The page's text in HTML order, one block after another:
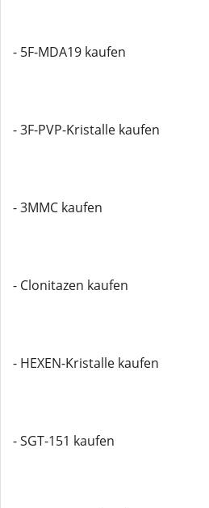
- 5F-MDA19 kaufen
- 3F-PVP-Kristalle kaufen
- 3MMC kaufen
- Clonitazen kaufen
- HEXEN-Kristalle kaufen
- SGT-151 kaufen